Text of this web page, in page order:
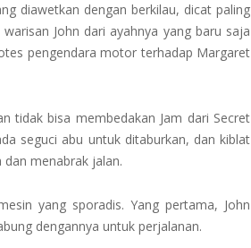
diawetkan dengan berkilau, dicat paling
John dari ayahnya yang baru saja
pengendara motor terhadap Margaret
tidak bisa membedakan Jam dari Secret
seguci abu untuk ditaburkan, dan kiblat
menabrak jalan.
yang sporadis. Yang pertama, John
dengannya untuk perjalanan.